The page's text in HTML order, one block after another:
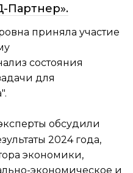
Партнер».
приняла участие
состояния
для
обсудили
2024 года,
экономики,
экономическое и